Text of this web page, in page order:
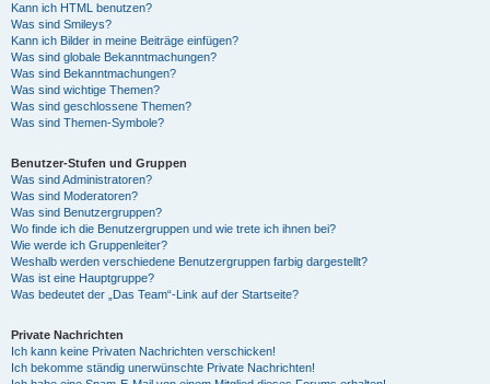
Kann ich HTML benutzen?
Was sind Smileys?
Kann ich Bilder in meine Beiträge einfügen?
Was sind globale Bekanntmachungen?
Was sind Bekanntmachungen?
Was sind wichtige Themen?
Was sind geschlossene Themen?
Was sind Themen-Symbole?
Benutzer-Stufen und Gruppen
Was sind Administratoren?
Was sind Moderatoren?
Was sind Benutzergruppen?
Wo finde ich die Benutzergruppen und wie trete ich ihnen bei?
Wie werde ich Gruppenleiter?
Weshalb werden verschiedene Benutzergruppen farbig dargestellt?
Was ist eine Hauptgruppe?
Was bedeutet der „Das Team“-Link auf der Startseite?
Private Nachrichten
Ich kann keine Privaten Nachrichten verschicken!
Ich bekomme ständig unerwünschte Private Nachrichten!